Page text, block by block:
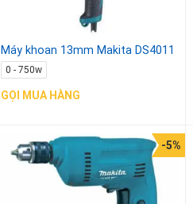
Máy khoan 13mm Makita DS4011
0 - 750w
GỌI MUA HÀNG
-5%